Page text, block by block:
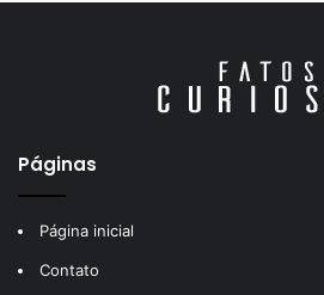
Páginas
Página inicial
Contato